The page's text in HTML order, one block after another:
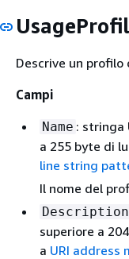
Descrive un profilo
Campi
Name : stringa
a 255 byte di
line string
Il nome del
Description
superiore a
a URI